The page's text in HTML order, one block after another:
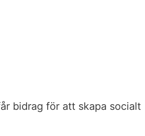
bidrag för att skapa socialt